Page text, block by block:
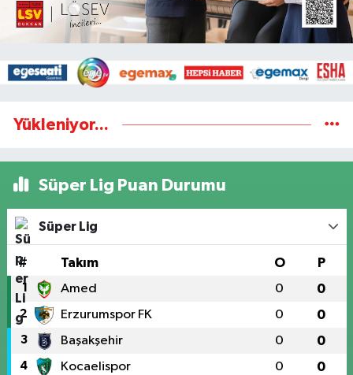
Yükleniyor...
Süper Lig Puan Durumu
Süper Lig
# Takım O P
1 Amed 0 0
2 Erzurumspor FK 0 0
3 Başakşehir 0 0
4 Kocaelispor 0 0